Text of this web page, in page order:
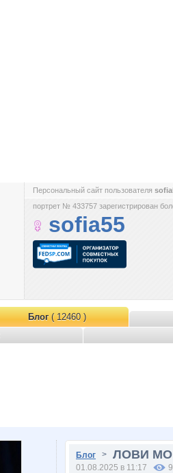
Персональный сайт пользователя
портрет № 433757 зарегистрирован
sofia55
Блог( 12460 )
Блог > ЛОВИ
01.08.2025 в 11:17